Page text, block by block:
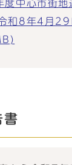
度中心市街地
和8年4月
書